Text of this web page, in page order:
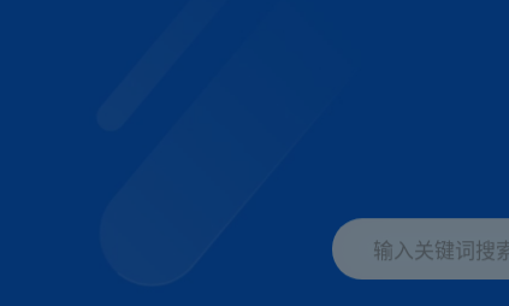
输入关键词搜